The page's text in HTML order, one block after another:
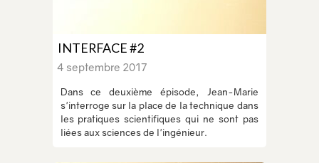
INTERFACE #2
4 septembre 2017
Dans ce deuxième épisode, Jean-Marie
s'interroge sur la place de la technique dans
les pratiques scientifiques qui ne sont pas
liées aux sciences de l'ingénieur.